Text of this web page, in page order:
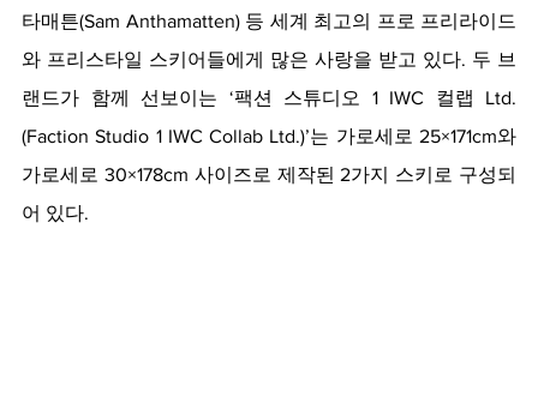
타매튼(Sam Anthamatten) 등 세계 최고의 프로 프리라이드
와 프리스타일 스키어들에게 많은 사랑을 받고 있다. 두 브
랜드가 함께 선보이는 ‘팩션 스튜디오 1 IWC 컬랩 Ltd.
(Faction Studio 1 IWC Collab Ltd.)’는 가로세로 25×171cm와
가로세로 30×178cm 사이즈로 제작된 2가지 스키로 구성되
어 있다.